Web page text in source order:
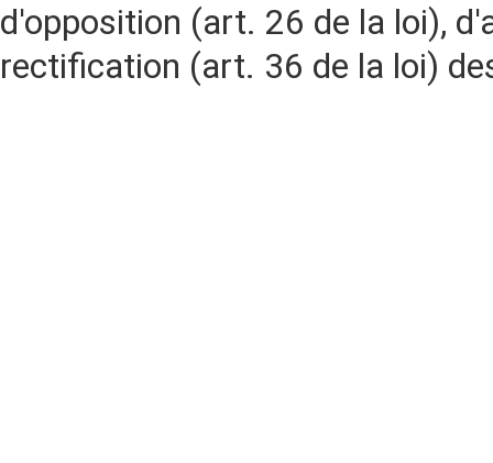
d'opposition (art. 26 de la loi),
rectification (art. 36 de la loi)